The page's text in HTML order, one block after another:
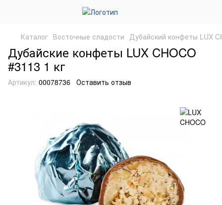
Каталог Восточные сладости Дубайский конфеты LUX
Дубайские конфеты LUX CHOCO
#3113 1 кг
Артикул: 00078736 Оставить отзыв